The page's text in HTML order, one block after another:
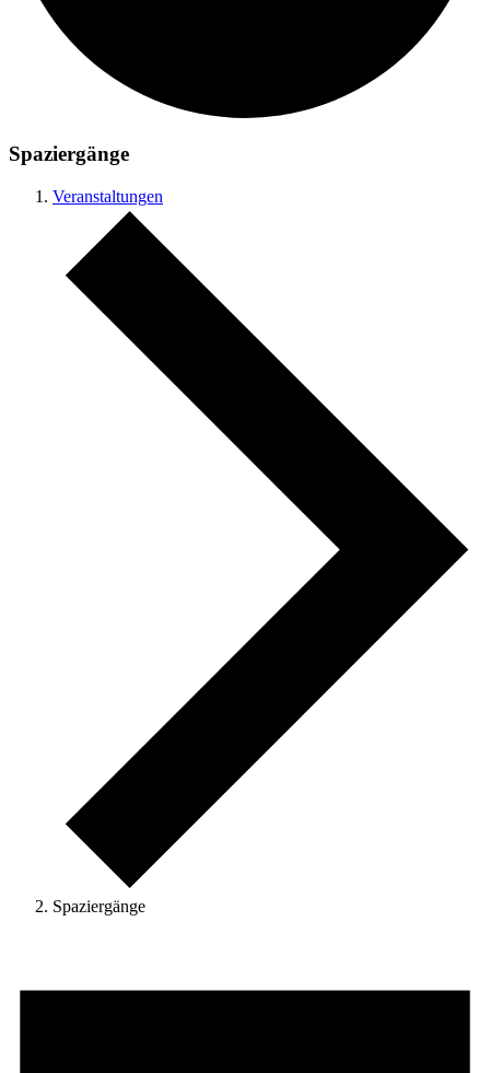
Spaziergänge
Veranstaltungen
Spaziergänge